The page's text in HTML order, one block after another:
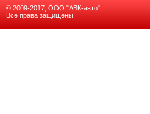
© 2009-2017, ООО "АВК-авто".
Все права защищены.